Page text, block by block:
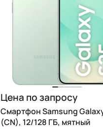
Цена по запросу
Смартфон Samsung
(CN), 12/128 ГБ, мятный